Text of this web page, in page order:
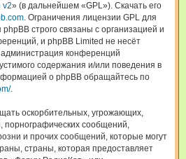
v2» (в дальнейшем «GPL»). Скачать его
. Ограничения лицензии GPL для
строго связаны с организацией и
и phpBB Limited не несёт
администрация конференций
содержания и/или поведения в
о phpBB обращайтесь по
.
оскорбительных, угрожающих,
порнографических сообщений,
и прочих сообщений, которые могут
страны, которая предоставляет